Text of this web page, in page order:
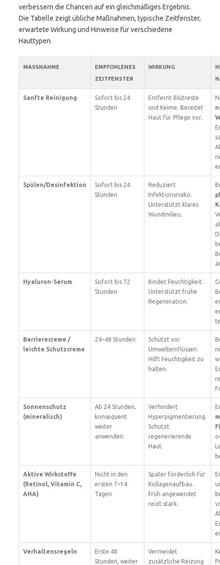
verbessern die Chancen auf ein gleichmäßiges Ergebnis.
Die Tabelle zeigt übliche Maßnahmen, typische Zeitfenster,
erwartete Wirkung und Hinweise für verschiedene
Hauttypen.
MASSNAHME
EMPFOHLENES
ZEITFENSTER
WIRKUNG
Sanfte Reinigung
Sofort bis 24
Stunden
Entfernt Blutreste
und Keime. Bereitet
Haut für Pflege vor.
Spülen/Desinfektion
Sofort bis 24
Stunden
Reduziert
Infektionsrisiko.
Unterstützt klares
Wundmilieu.
Hyaluron-Serum
Sofort bis 72
Stunden
Bindet Feuchtigkeit.
Unterstützt frühe
Regeneration.
Barrierecreme /
leichte Schutzcreme
24–48 Stunden
Schützt vor
Umwelteinflüssen.
Hilft Feuchtigkeit zu
halten.
Sonnenschutz
(mineralisch)
Ab 24 Stunden,
konsequent
weiter
anwenden
Verhindert
Hyperpigmentierung.
Schützt
regenerierende
Haut.
Aktive Wirkstoffe
(Retinol, Vitamin C,
AHA)
Nicht in den
ersten 7–14
Tagen
Später förderlich für
Kollagenaufbau.
Früh angewendet
reizt stark.
Verhaltensregeln
Erste 48
Stunden, weiter
Vermeidet
zusätzliche Reizung